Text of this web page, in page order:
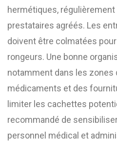
hermétiques, régulièrement
prestataires agréés. Les
doivent être colmatées
rongeurs. Une bonne
notamment dans les zones
médicaments et des
limiter les cachettes
recommandé de
personnel médical et